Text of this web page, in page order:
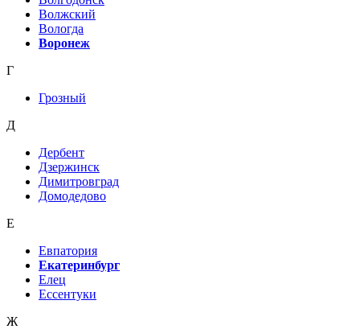
Волжский
Вологда
Воронеж
Г
Грозный
Д
Дербент
Дзержинск
Димитровград
Домодедово
Е
Евпатория
Екатеринбург
Елец
Ессентуки
Ж